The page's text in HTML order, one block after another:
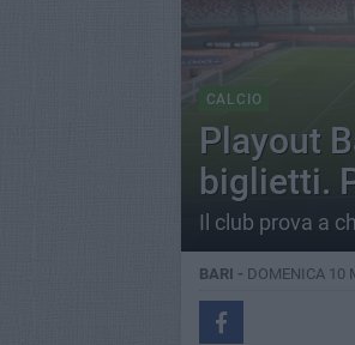
CALCIO
Playout
biglietti.
Il club prova a
BARI - DOMENICA 10